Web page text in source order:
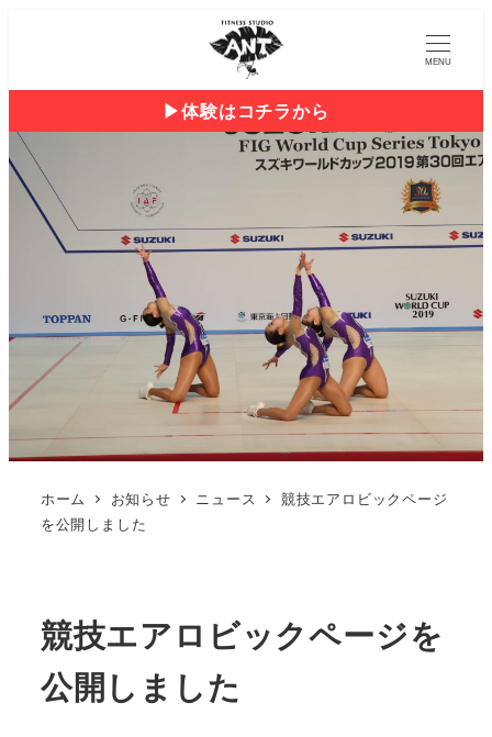
MENU
▶︎体験はコチラから
ホーム お知らせ ニュース
競技エアロビックページ
を公開しました
競技エアロビックページを
公開しました